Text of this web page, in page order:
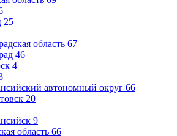
25
область 67
46
4
автономный округ 66
20
9
область 66